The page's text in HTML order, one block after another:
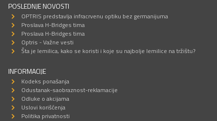
POSLEDNJE NOVOSTI
OPTRIS predstavlja infracrvenu optiku bez germanijuma
Proslava H-Bridges tima
Proslava H-Bridges tima
Optris - Važne vesti
Šta je lemilica, kako se koristi i koje su najbolje lemilice na tržištu?
INFORMACIJE
Kodeks ponašanja
Odustanak-saobraznost-reklamacije
Odluke o akcijama
Uslovi korišćenja
Politika privatnosti